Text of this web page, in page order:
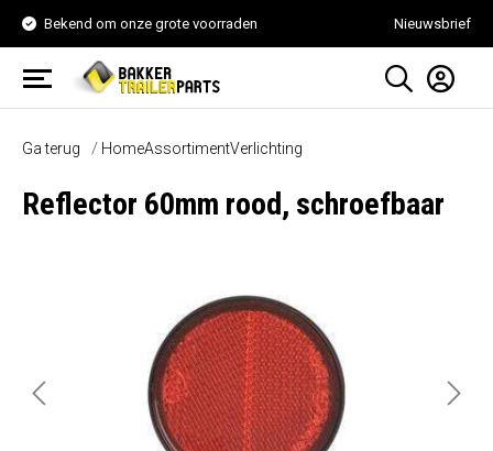
Bekend om onze grote voorraden Nieuwsbrief
Ga terug HomeAssortimentVerlichting
Reflector 60mm rood, schroefbaar